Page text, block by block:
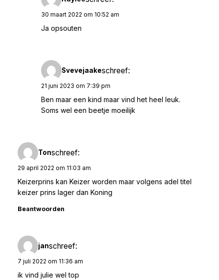
30 maart 2022 om 10:52 am
Ja opsouten
Svevejaakeschreef:
21 juni 2023 om 7:39 pm
Ben maar een kind maar vind het heel leuk.
Soms wel een beetje moeilijk
Tonschreef:
29 april 2022 om 11:03 am
Keizerprins kan Keizer worden maar volgens adel titel
keizer prins lager dan Koning
Beantwoorden
janschreef:
7 juli 2022 om 11:36 am
ik vind julie wel top